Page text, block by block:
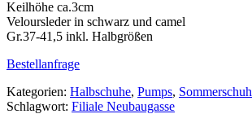
Keilhöhe ca.3cm
Veloursleder in schwarz und camel
Gr.37-41,5 inkl. Halbgrößen
Bestellanfrage
Kategorien: Halbschuhe, Pumps,
Schlagwort: Filiale Neubaugasse